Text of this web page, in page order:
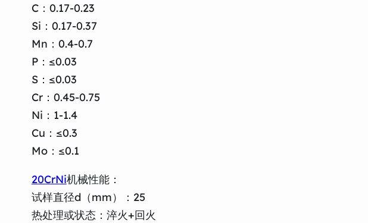
C：0.17-0.23
Si：0.17-0.37
Mn：0.4-0.7
P：≤0.03
S：≤0.03
Cr：0.45-0.75
Ni：1-1.4
Cu：≤0.3
Mo：≤0.1
20CrNi机械性能：
试样直径d（mm）：25
热处理或状态：淬火+回火